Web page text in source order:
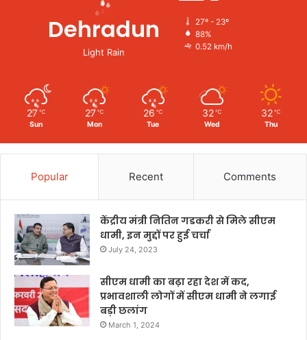
Dehradun
Light Rain
27º - 23º
88%
0.52 km/h
27 ℃
Sun
27 ℃
Mon
26 ℃
Tue
32 ℃
Wed
32 ℃
Thu
Popular Recent Comments
केंद्रीय मंत्री नितिन गडकरी से मिले सीएम
धामी, इन मुद्दों पर हुई चर्चा
July 24, 2023
सीएम धामी का बढ़ा रहा देश में कद,
प्रभावशाली लोगों में सीएम धामी ने लगाई
बड़ी छलांग
March 1, 2024